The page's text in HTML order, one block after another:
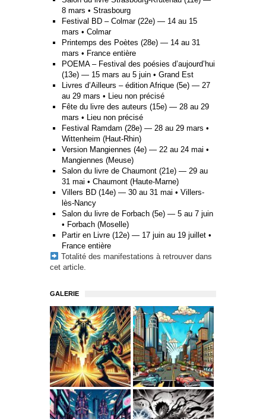
8 mars • Strasbourg
Festival BD – Colmar (22e) — 14 au 15
mars • Colmar
Printemps des Poètes (28e) — 14 au 31
mars • France entière
POEMA – Festival des poésies d’aujourd’hui
(13e) — 15 mars au 5 juin • Grand Est
Livres d’Ailleurs – édition Afrique (5e) — 27
au 29 mars • Lieu non précisé
Fête du livre des auteurs (15e) — 28 au 29
mars • Lieu non précisé
Festival Ramdam (28e) — 28 au 29 mars •
Wittenheim (Haut-Rhin)
Version Mangiennes (4e) — 22 au 24 mai •
Mangiennes (Meuse)
Salon du livre de Chaumont (21e) — 29 au
31 mai • Chaumont (Haute-Marne)
Villers BD (14e) — 30 au 31 mai • Villers-
lès-Nancy
Salon du livre de Forbach (5e) — 5 au 7 juin
• Forbach (Moselle)
Partir en Livre (12e) — 17 juin au 19 juillet •
France entière
Totalité des manifestations à retrouver dans
cet article
GALERIE